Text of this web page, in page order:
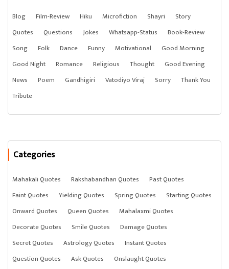
Blog Film-Review Hiku Microfiction Shayri
Story
Quotes
Questions Jokes Whatsapp-Status
Book-Review
Song
Folk Dance Funny Motivational
Good Morning
Good Night
Romance Religious Thought
Good Evening
News
Poem Gandhigiri Vatodiyo Viraj Sorry
Thank You
Tribute
Categories
Mahakali Quotes Rakshabandhan Quotes
Past Quotes
Faint Quotes
Yielding Quotes Spring Quotes
Starting Quotes
Onward Quotes
Queen Quotes
Mahalaxmi Quotes
Decorate Quotes
Smile Quotes
Damage Quotes
Secret Quotes
Astrology Quotes
Instant Quotes
Question Quotes
Ask Quotes
Onslaught Quotes